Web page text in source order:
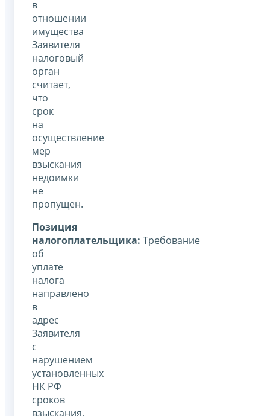
в
отношении
имущества
Заявителя
налоговый
орган
считает,
что
срок
на
осуществление
мер
взыскания
недоимки
не
пропущен.
Позиция
налогоплательщика: Требование
об
уплате
налога
направлено
в
адрес
Заявителя
с
нарушением
установленных
НК РФ
сроков
взыскания,